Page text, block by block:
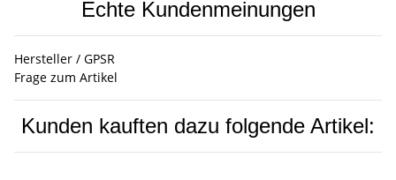
Echte Kundenmeinungen
Hersteller / GPSR
Frage zum Artikel
Kunden kauften dazu folgende Artikel: